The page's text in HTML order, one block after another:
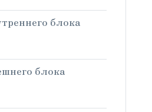
блока
блока